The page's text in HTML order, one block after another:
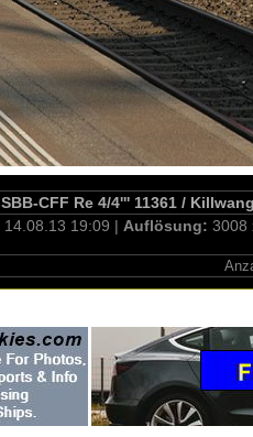
SBB-CFF Re 4/4''' 11361 /
14.08.13 19:09 | Auflösung: 3008